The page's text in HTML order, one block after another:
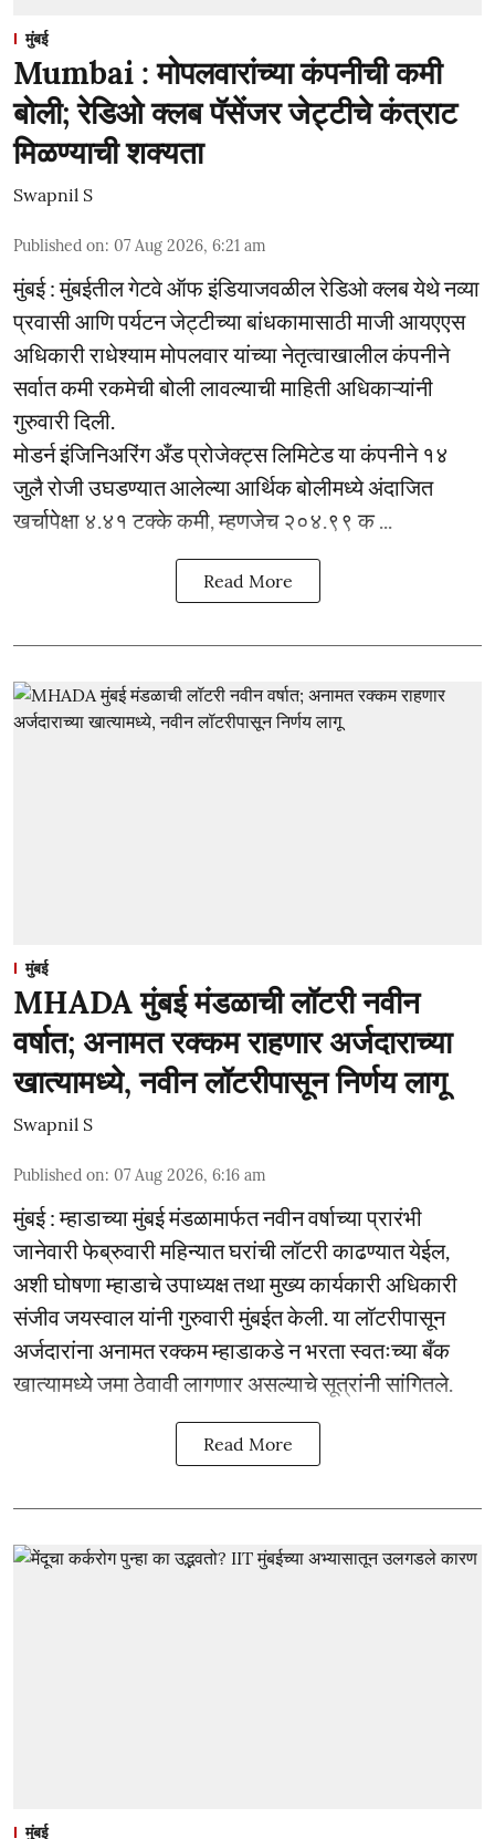
मुंबई
Mumbai : मोपलवारांच्या कंपनीची कमी
बोली; रेडिओ क्लब पॅसेंजर जेट्टीचे कंत्राट
मिळण्याची शक्यता
Swapnil S
Published on: 07 Aug 2026, 6:21 am
मुंबई : मुंबईतील गेटवे ऑफ इंडियाजवळील रेडिओ क्लब येथे नव्या
प्रवासी आणि पर्यटन जेट्टीच्या बांधकामासाठी माजी आयएएस
अधिकारी राधेश्याम मोपलवार यांच्या नेतृत्वाखालील कंपनीने
सर्वात कमी रकमेची बोली लावल्याची माहिती अधिकाऱ्यांनी
गुरुवारी दिली.
मोडर्न इंजिनिअरिंग अँड प्रोजेक्ट्स लिमिटेड या कंपनीने १४
जुलै रोजी उघडण्यात आलेल्या आर्थिक बोलीमध्ये अंदाजित
खर्चापेक्षा ४.४१ टक्के कमी, म्हणजेच २०४.९९ क ...
Read More
मुंबई
MHADA मुंबई मंडळाची लॉटरी नवीन
वर्षात; अनामत रक्कम राहणार अर्जदाराच्या
खात्यामध्ये, नवीन लॉटरीपासून निर्णय लागू
Swapnil S
Published on: 07 Aug 2026, 6:16 am
मुंबई : म्हाडाच्या मुंबई मंडळामार्फत नवीन वर्षाच्या प्रारंभी
जानेवारी फेब्रुवारी महिन्यात घरांची लॉटरी काढण्यात येईल,
अशी घोषणा म्हाडाचे उपाध्यक्ष तथा मुख्य कार्यकारी अधिकारी
संजीव जयस्वाल यांनी गुरुवारी मुंबईत केली. या लॉटरीपासून
अर्जदारांना अनामत रक्कम म्हाडाकडे न भरता स्वतःच्या बँक
खात्यामध्ये जमा ठेवावी लागणार असल्याचे सूत्रांनी सांगितले.
Read More
मुंबई